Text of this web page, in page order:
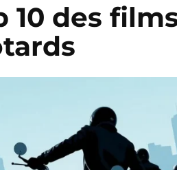
10 des